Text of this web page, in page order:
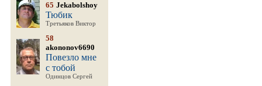
65 Jekabolshoy
Тюбик
Третьяков Виктор
58
akononov6690
Повезло мне
с тобой
Одинцов Сергей